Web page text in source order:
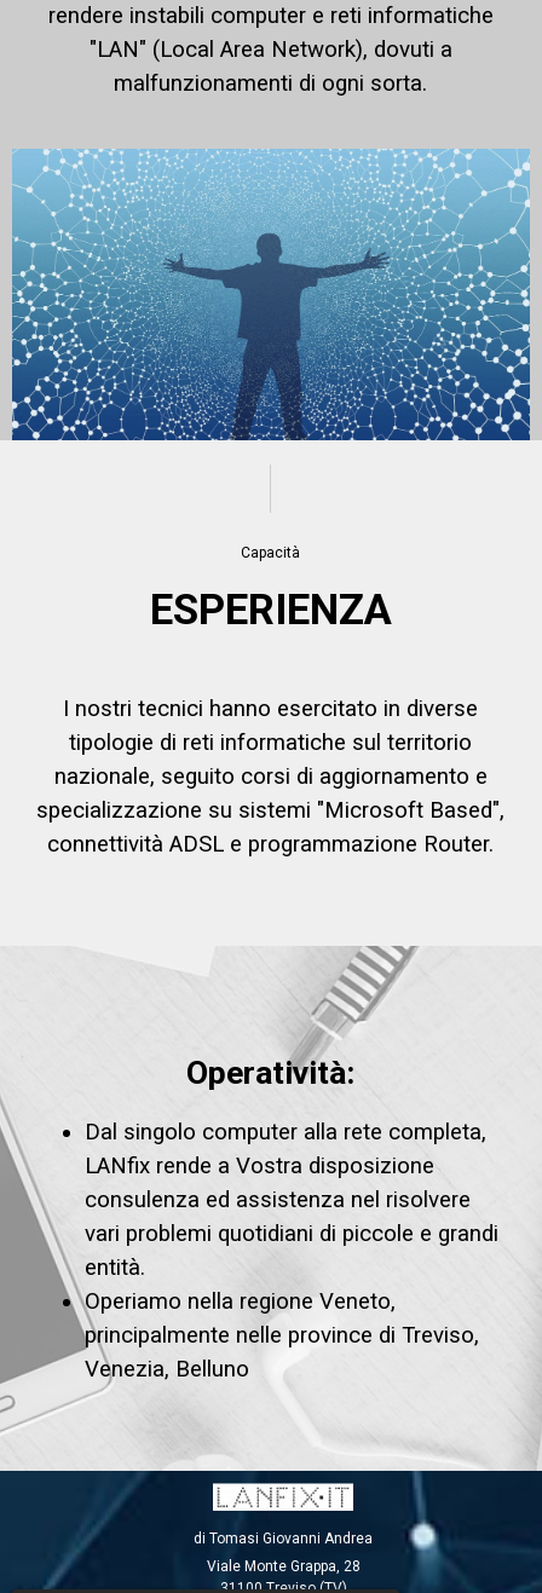
rendere instabili computer e reti informatiche
"LAN" (Local Area Network), dovuti a
malfunzionamenti di ogni sorta.
Capacità
ESPERIENZA
I nostri tecnici hanno esercitato in diverse
tipologie di reti informatiche sul territorio
nazionale, seguito corsi di aggiornamento e
specializzazione su sistemi "Microsoft Based",
connettività ADSL e programmazione Router.
Operatività:
Dal singolo computer alla rete completa,
LANfix rende a Vostra disposizione
consulenza ed assistenza nel risolvere
vari problemi quotidiani di piccole e grandi
entità.
Operiamo nella regione Veneto,
principalmente nelle province di Treviso,
Venezia, Belluno
di Tomasi Giovanni Andrea
Viale Monte Grappa, 28
31100 Treviso(TV)